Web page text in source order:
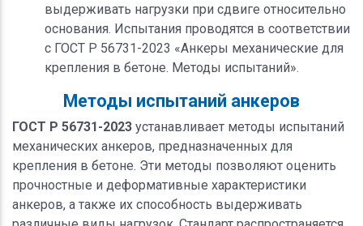
выдерживать нагрузки при сдвиге относительно
основания. Испытания проводятся в соответствии
с ГОСТ Р 56731-2023 «Анкеры механические для
крепления в бетоне. Методы испытаний».
Методы испытаний анкеров
ГОСТ Р 56731-2023 устанавливает методы испытаний
механических анкеров, предназначенных для
крепления в бетоне. Эти методы позволяют оценить
прочностные и деформативные характеристики
анкеров, а также их способность выдерживать